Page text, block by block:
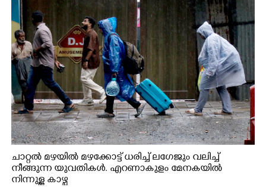
ചാറ്റൽ മഴയിൽ മഴക്കോട്ട് ധരിച്ച് ലഗേജും വലിച്ച്
നീങ്ങുന്ന യുവതികൾ. എറണാകുളം മേനകയിൽ
നിന്നുള്ള കാഴ്ച